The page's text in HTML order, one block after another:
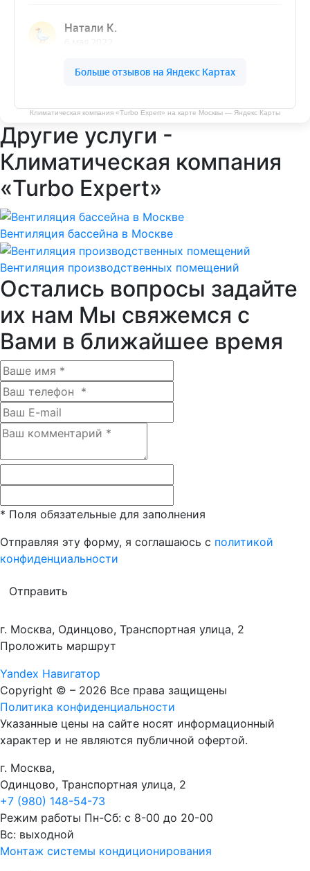
Климатическая компания «Turbo Expert» на карте Москвы — Яндекс Карты
Другие услуги -
Климатическая компания
«Turbo Expert»
Вентиляция бассейна в Москве
Вентиляция производственных помещений
Остались вопросы задайте
их нам Мы свяжемся с
Вами в ближайшее время
* Поля обязательные для заполнения
Отправляя эту форму, я соглашаюсь с политикой
конфиденциальности
Отправить
г. Москва, Одинцово, Транспортная улица, 2
Проложить маршрут
Yandex Навигатор
Copyright © – 2026 Все права защищены
Политика конфиденциальности
Указанные цены на сайте носят информационный
характер и не являются публичной офертой.
г. Москва,
Одинцово, Транспортная улица, 2
+7 (980) 148-54-73
Режим работы Пн-Сб: с 8-00 до 20-00
Вс: выходной
Монтаж системы кондиционирования